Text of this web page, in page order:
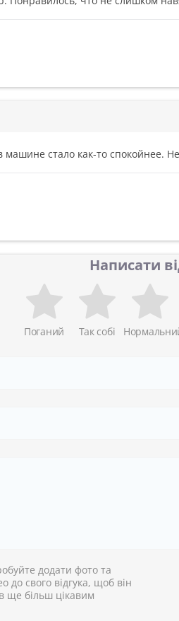
стало как-то спокойнее.
Написати
Поганий Так собі
додати фото та
до свого відгука, щоб він
ще більш цікавим